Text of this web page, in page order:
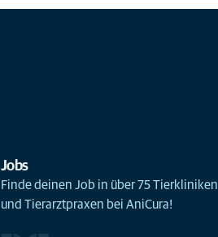
Jobs
Finde deinen Job in über 75 Tierkliniken
und Tierarztpraxen bei AniCura!